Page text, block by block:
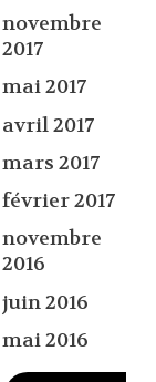
novembre
2017
mai 2017
avril 2017
mars 2017
février 2017
novembre
2016
juin 2016
mai 2016